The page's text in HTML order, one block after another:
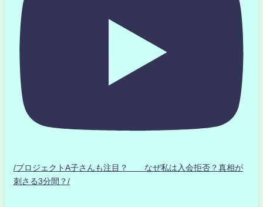
/プロジェクトA子さんも注目？ なぜ私は入会拒否？真相が
刺さる3分間？/